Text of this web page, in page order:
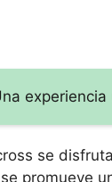
se
promueve